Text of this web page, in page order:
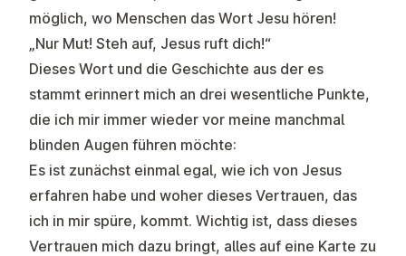
möglich, wo Menschen das Wort Jesu hören!
„Nur Mut! Steh auf, Jesus ruft dich!“
Dieses Wort und die Geschichte aus der es
stammt erinnert mich an drei wesentliche Punkte,
die ich mir immer wieder vor meine manchmal
blinden Augen führen möchte:
Es ist zunächst einmal egal, wie ich von Jesus
erfahren habe und woher dieses Vertrauen, das
ich in mir spüre, kommt. Wichtig ist, dass dieses
Vertrauen mich dazu bringt, alles auf eine Karte zu